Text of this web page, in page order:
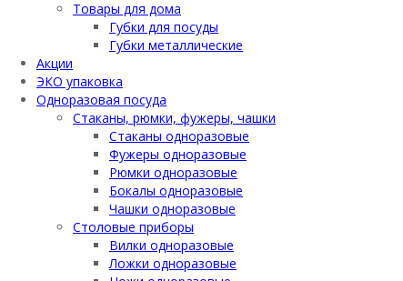
Товары для дома
Губки для посуды
Губки металлические
Акции
ЭКО упаковка
Одноразовая посуда
Стаканы, рюмки, фужеры, чашки
Стаканы одноразовые
Фужеры одноразовые
Рюмки одноразовые
Бокалы одноразовые
Чашки одноразовые
Столовые приборы
Вилки одноразовые
Ложки одноразовые